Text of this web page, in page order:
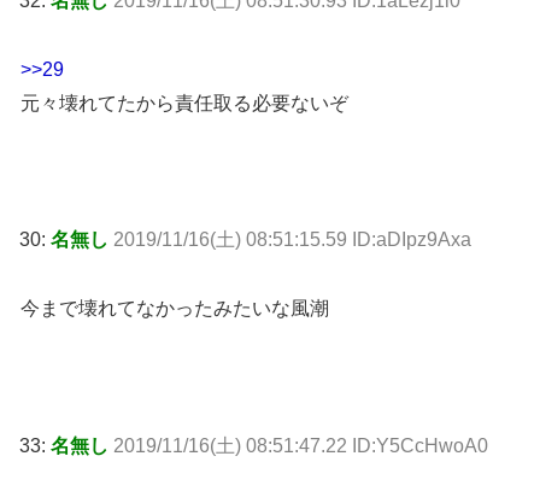
>>29
元々壊れてたから責任取る必要ないぞ
30: 名無し 2019/11/16(土) 08:51:15.59 ID:aDIpz9Axa
今まで壊れてなかったみたいな風潮
33: 名無し 2019/11/16(土) 08:51:47.22 ID:Y5CcHwoA0